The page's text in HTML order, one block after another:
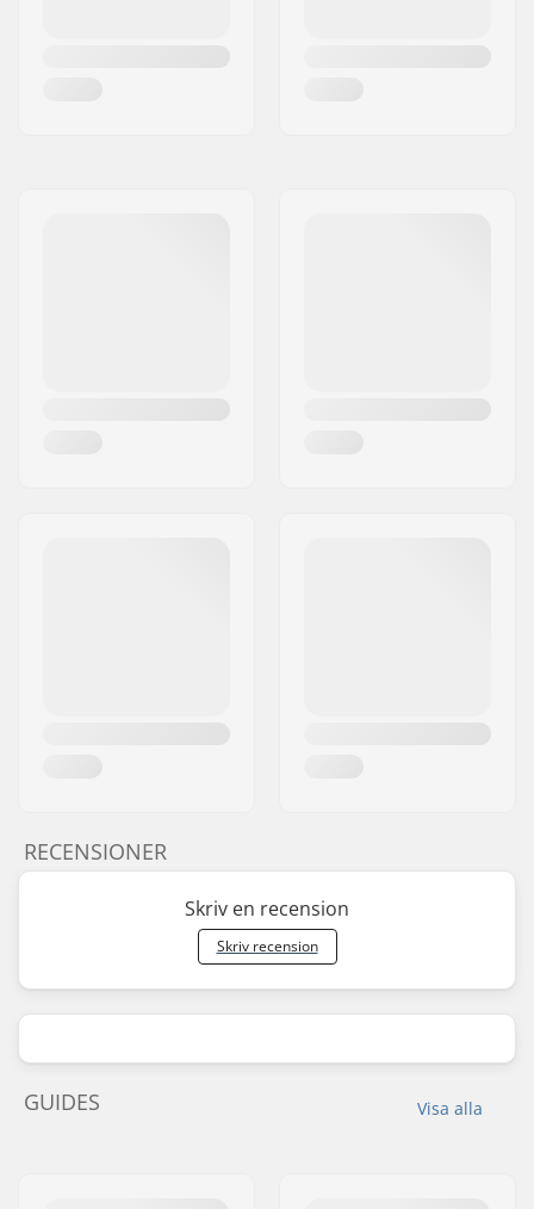
RECENSIONER
Skriv en recension
Skriv recension
Visa alla
GUIDES